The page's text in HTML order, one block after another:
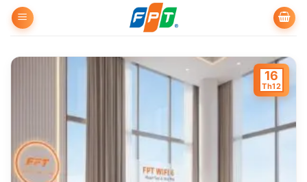
qua
dung
16
Th12